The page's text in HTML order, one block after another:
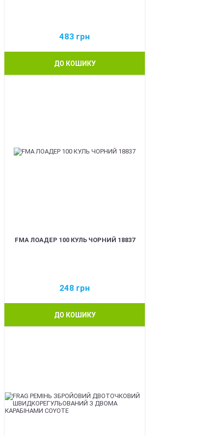
483 грн
ДО КОШИКУ
FMA ЛОАДЕР 100 КУЛЬ ЧОРНИЙ 18837
248 грн
ДО КОШИКУ